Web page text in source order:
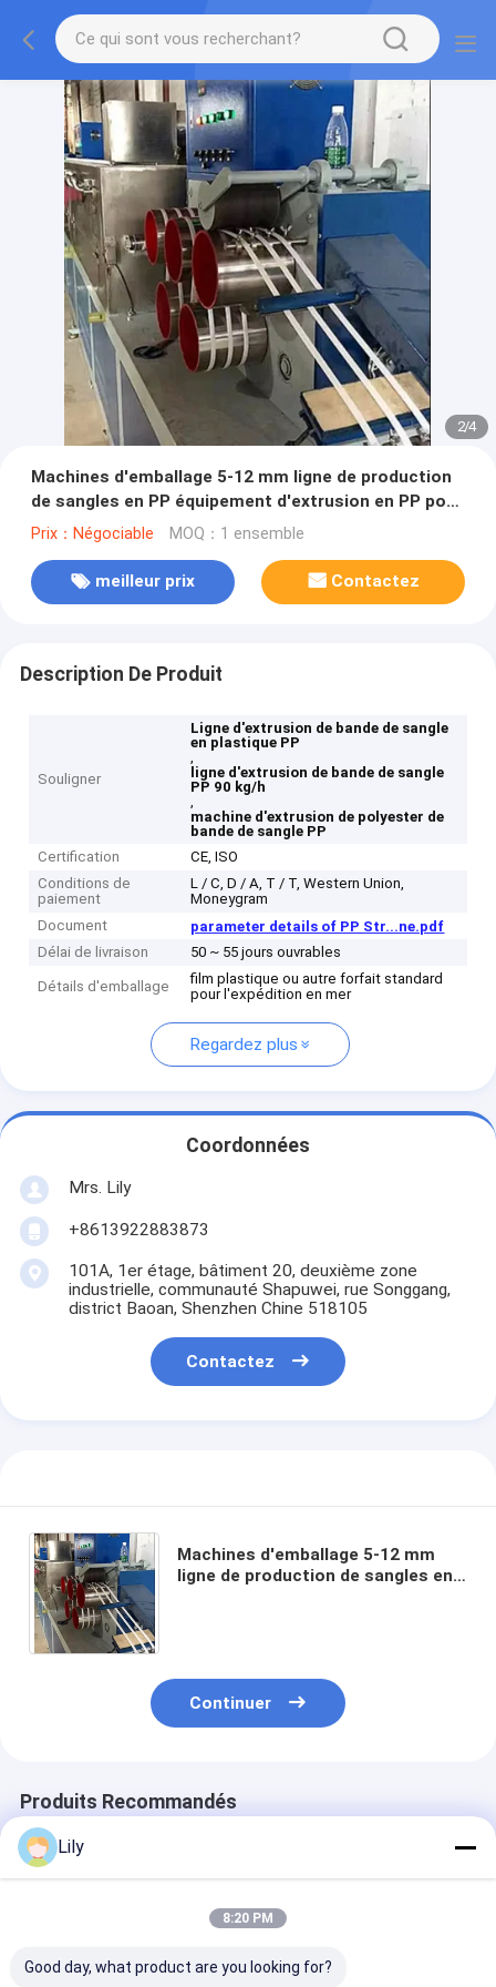
2/4
Machines d'emballage 5-12 mm ligne de production
de sangles en PP équipement d'extrusion en PP pour
servo-emballage
Prix：Négociable MOQ：1 ensemble
meilleur prix Contactez
Description De Produit
Souligner
Ligne d'extrusion de bande de sangle
en plastique PP
,
ligne d'extrusion de bande de sangle
PP 90 kg/h
,
machine d'extrusion de polyester de
bande de sangle PP
Certification
CE, ISO
Conditions de
paiement
L / C, D / A, T / T, Western Union,
Moneygram
Document
parameter details of PP Str...ne.pdf
Délai de livraison
50 ~ 55 jours ouvrables
Détails d'emballage
film plastique ou autre forfait standard
pour l'expédition en mer
Regardez plus
Coordonnées
Mrs. Lily
+8613922883873
101A, 1er étage, bâtiment 20, deuxième zone
industrielle, communauté Shapuwei, rue Songgang,
district Baoan, Shenzhen Chine 518105
Contactez
Machines d'emballage 5-12 mm
ligne de production de sangles en
Continuer
Produits Recommandés
Lily
8:20 PM
Good day, what product are you looking for?